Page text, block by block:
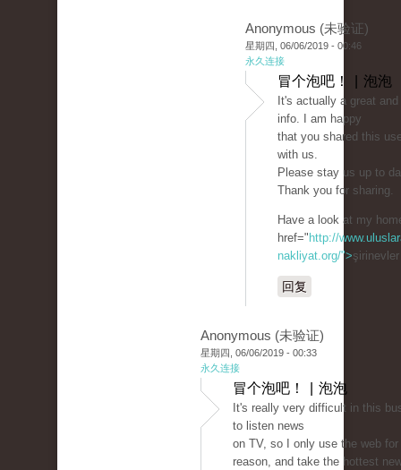
Anonymous (未验证)
星期四, 06/06/2019 - 00:46
永久连接
冒个泡吧！ | 泡泡
It's actually a great
info. I am happy
that you shared this
with us.
Please stay us up to
Thank you for sharing.
Have a look at my
href=" http://
nakliyat.org/">
回复
Anonymous (未验证)
星期四, 06/06/2019 - 00:33
永久连接
冒个泡吧！ | 泡泡
It's really very difficult in this
to listen news
on TV, so I only use the web for
reason, and take the hottest